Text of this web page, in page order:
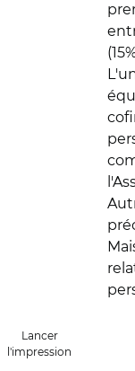
Lancer
l'impression